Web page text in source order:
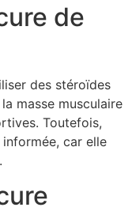
de
des stéroïdes
masse musculaire
Toutefois,
car elle